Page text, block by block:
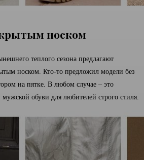
носком
теплого сезона предлагают
носком. Кто-то предложил модели без
на пятке. В любом случае – это
обуви для любителей строго стиля.